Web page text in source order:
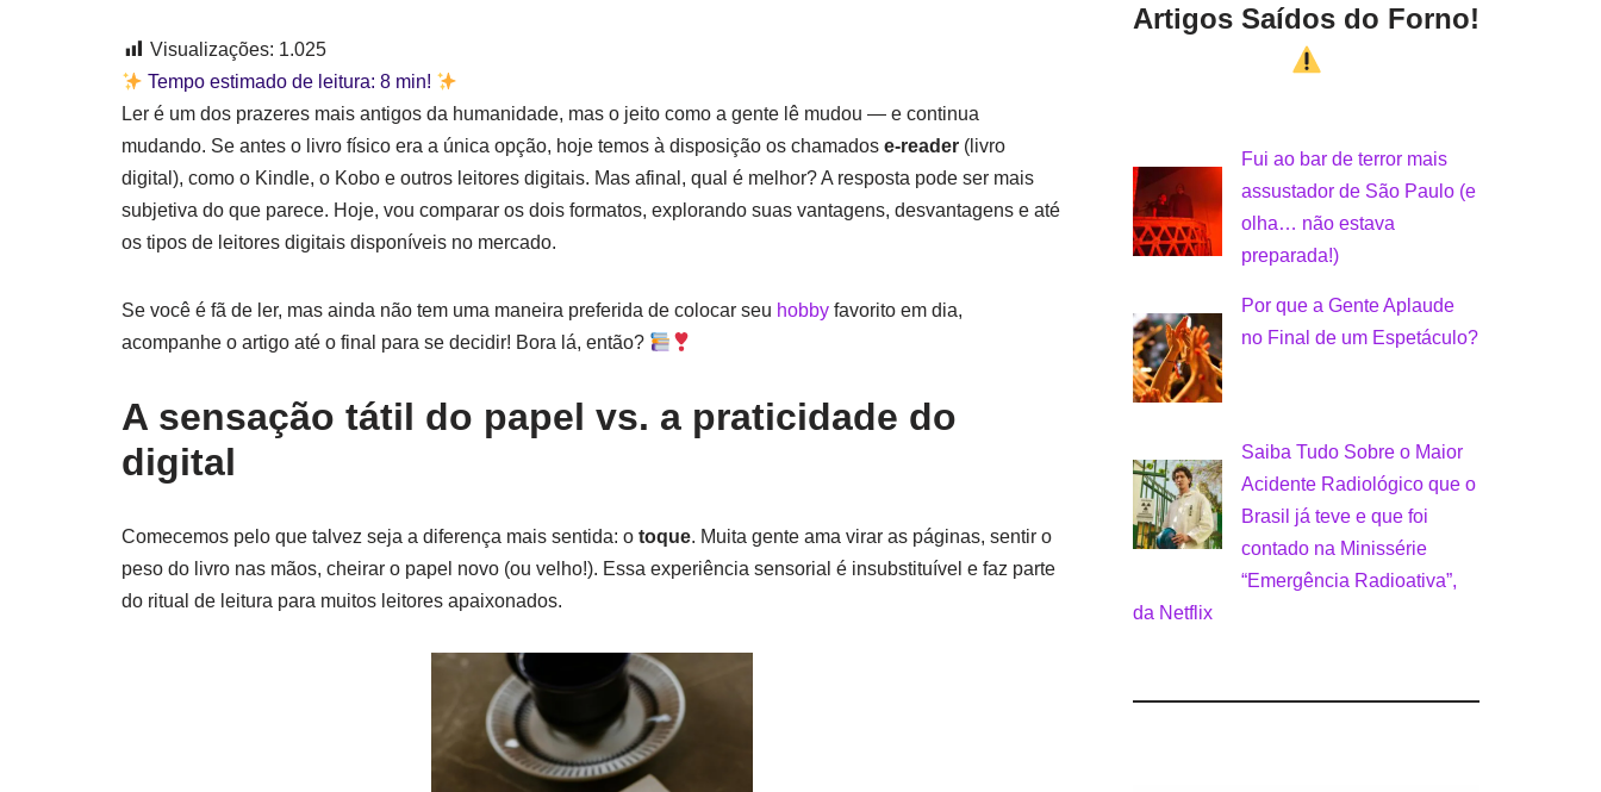
Visualizações: 1.025
Tempo estimado de leitura:8 min!
Ler é um dos prazeres mais antigos da humanidade, mas o jeito como a gente lê mudou — e continua
mudando. Se antes o livro físico era a única opção, hoje temos à disposição os chamados e-reader (livro
digital), como o Kindle, o Kobo e outros leitores digitais. Mas afinal, qual é melhor? A resposta pode ser mais
subjetiva do que parece. Hoje, vou comparar os dois formatos, explorando suas vantagens, desvantagens e até
os tipos de leitores digitais disponíveis no mercado.
Se você é fã de ler, mas ainda não tem uma maneira preferida de colocar seu hobby favorito em dia,
acompanhe o artigo até o final para se decidir! Bora lá, então?
A sensação tátil do papel vs. a praticidade do
digital
Comecemos pelo que talvez seja a diferença mais sentida: o toque. Muita gente ama virar as páginas, sentir o
peso do livro nas mãos, cheirar o papel novo (ou velho!). Essa experiência sensorial é insubstituível e faz parte
do ritual de leitura para muitos leitores apaixonados.
Artigos Saídos do Forno!
Fui ao bar de terror mais
assustador de São Paulo (e
olha… não estava
preparada!)
Por que a Gente Aplaude
no Final de um Espetáculo?
Saiba Tudo Sobre o Maior
Acidente Radiológico que o
Brasil já teve e que foi
contado na Minissérie
“Emergência Radioativa”,
da Netflix